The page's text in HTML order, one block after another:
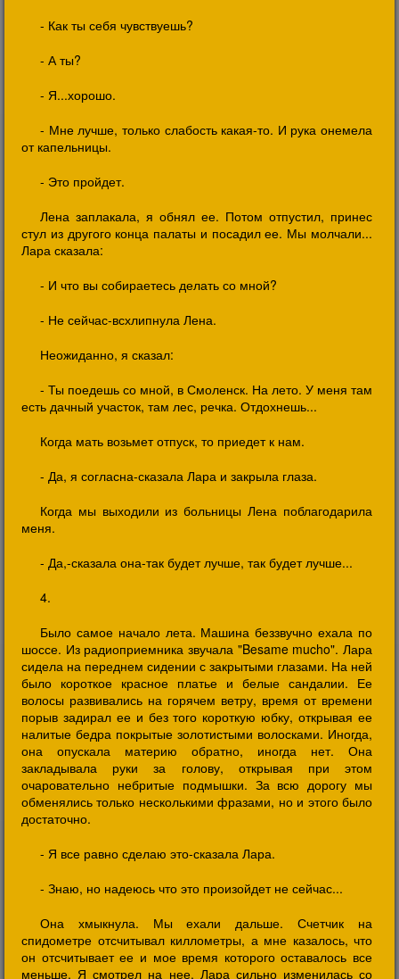
- Как ты себя чувствуешь?
- А ты?
- Я...хорошо.
- Мне лучше, только слабость какая-то. И рука онемела
от капельницы.
- Это пройдет.
Лена заплакала, я обнял ее. Потом отпустил, принес
стул из другого конца палаты и посадил ее. Мы молчали...
Лара сказала:
- И что вы собираетесь делать со мной?
- Не сейчас-всхлипнула Лена.
Неожиданно, я сказал:
- Ты поедешь со мной, в Смоленск. На лето. У меня там
есть дачный участок, там лес, речка. Отдохнешь...
Когда мать возьмет отпуск, то приедет к нам.
- Да, я согласна-сказала Лара и закрыла глаза.
Когда мы выходили из больницы Лена поблагодарила
меня.
- Да,-сказала она-так будет лучше, так будет лучше...
4.
Было самое начало лета. Машина беззвучно ехала по
шоссе. Из радиоприемника звучала "Besame mucho". Лара
сидела на переднем сидении с закрытыми глазами. На ней
было короткое красное платье и белые сандалии. Ее
волосы развивались на горячем ветру, время от времени
порыв задирал ее и без того короткую юбку, открывая ее
налитые бедра покрытые золотистыми волосками. Иногда,
она опускала материю обратно, иногда нет. Она
закладывала руки за голову, открывая при этом
очаровательно небритые подмышки. За всю дорогу мы
обменялись только несколькими фразами, но и этого было
достаточно.
- Я все равно сделаю это-сказала Лара.
- Знаю, но надеюсь что это произойдет не сейчас...
Она хмыкнула. Мы ехали дальше. Счетчик на
спидометре отсчитывал киллометры, а мне казалось, что
он отсчитывает ее и мое время которого оставалось все
меньше. Я смотрел на нее. Лара сильно изменилась со